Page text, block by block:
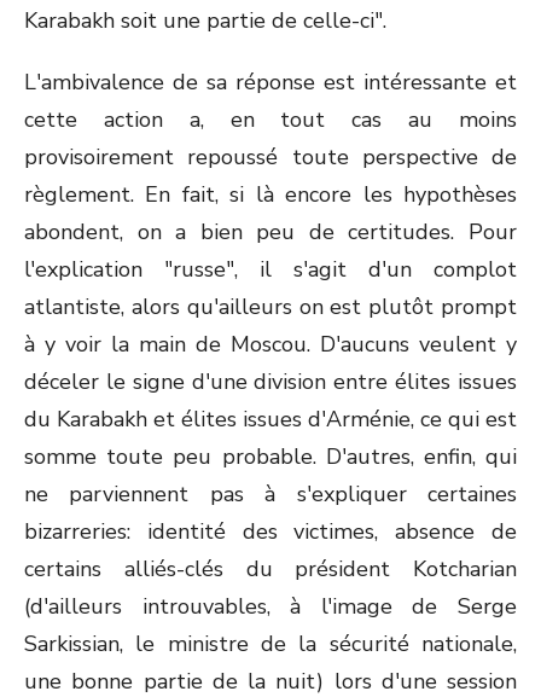
Karabakh soit une partie de celle-ci".
L'ambivalence de sa réponse est intéressante et
cette action a, en tout cas au moins
provisoirement repoussé toute perspective de
règlement. En fait, si là encore les hypothèses
abondent, on a bien peu de certitudes. Pour
l'explication "russe", il s'agit d'un complot
atlantiste, alors qu'ailleurs on est plutôt prompt
à y voir la main de Moscou. D'aucuns veulent y
déceler le signe d'une division entre élites issues
du Karabakh et élites issues d'Arménie, ce qui est
somme toute peu probable. D'autres, enfin, qui
ne parviennent pas à s'expliquer certaines
bizarreries: identité des victimes, absence de
certains alliés-clés du président Kotcharian
(d'ailleurs introuvables, à l'image de Serge
Sarkissian, le ministre de la sécurité nationale,
une bonne partie de la nuit) lors d'une session